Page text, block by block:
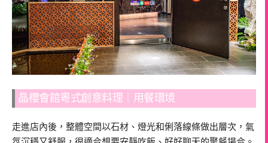
晶櫻會館粵式創意料理｜用餐環境
走進店內後，整體空間以石材、燈光和俐落線條做出層次，氣